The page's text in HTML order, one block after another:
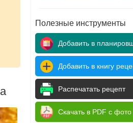
Полезные инструменты
Добавить в
Добавить в книгу
Распечатать рецепт
Скачать в PDF с фото